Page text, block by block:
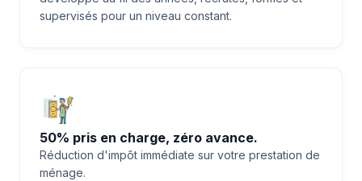
supervisés pour un niveau constant.
50% pris en charge, zéro avance.
Réduction d'impôt immédiate sur votre prestation de
ménage.